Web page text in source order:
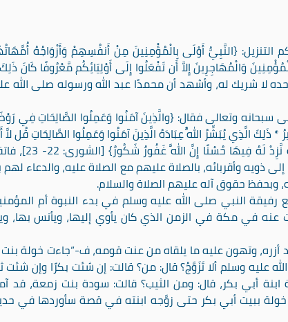
التنزيل: {النَّبِيُّ أَوْلَى بِالْمُؤْمِنِينَ مِنْ أَنفُسِهِمْ وَأَزْوَاجُهُ
وَالْمُهَاجِرِينَ إِلاَّ أَن تَفْعَلُوا إِلَى أَوْلِيَائِكُم مَّعْرُوفًا كَانَ
وحده لا شريك له، وأشهد أن محمدًا عبد الله ورسوله صلى الله
سبحانه وتعالى فقال: {والَّذِينَ آمَنُوا وَعَمِلُوا الصَّالِحَاتِ فِي
الَّذِي يُبَشِّرُ اللَّهُ عِبَادَهُ الَّذِينَ آمَنُوا وَعَمِلُوا الصَّالِحَاتِ قُل لاَّ
الْقُرْبَى وَمَن
ذويه وأقربائه، بالصلاة عليهم مع الصلاة عليه، والدعاء
وبحفظ حقوق آله عليهم الصلاة والسلام.
رفيقة النبي صلى الله عليه وسلم في بدء النبوة أم
عنه في مكة في الزمن الذي كان يأوي إليها، ويأنس بها،
أزره، وتهون عليه ما يلقاه من عنت قومه، ف-“جاءت خولة
عليه وسلم ألا تَزَوَّجُ؟ قال: من؟ قالت: إن شئت بكرًا وإن شئت
ابنة أبي بكر، قال: ومن الثيب؟ قالت: سودة بنت زمعة، قد
خولة ببيت أبي بكر حتى زوَّجه ابنته في قصة سأوردها في